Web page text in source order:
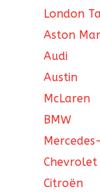
London
Aston
Audi
Austin
McLaren
BMW
Chevrolet
Citroën